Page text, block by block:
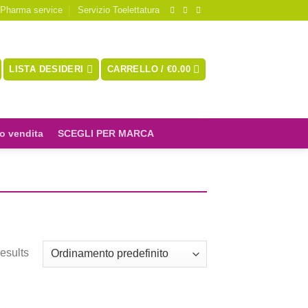
service Servizio Toelettatura
LISTA DESIDERI CARRELLO /€0.00
vendita SCEGLI PER MARCA